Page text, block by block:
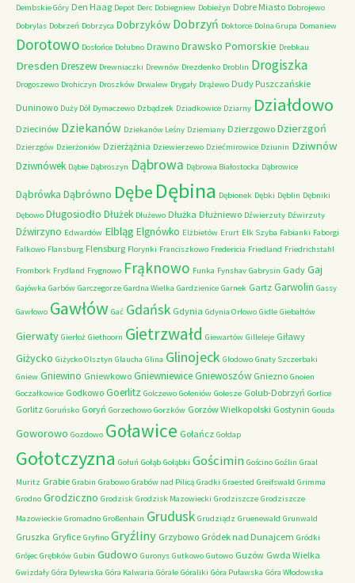
Dembskie Góry Den Haag Depot Derc Dobiegniew Dobieżyn Dobre Miasto Dobrojewo
Dobrylas Dobrzeń Dobrzyca Dobrzyków Dobrzyń Doktorce Dolna Grupa Domaniew
Dorotowo Dosłońce Dołubno Drawno Drawsko Pomorskie Drebkau
Dresden Dreszew Drewniaczki Drewnów Drezdenko Droblin Drogiszka
Drogoszewo Drohiczyn Droszków Drwalew Drygały Drążewo Dudy Puszczańskie
Duninowo Duży Dół Dymaczewo Dzbądzek Dziadkowice Dziarny Działdowo
Dziecinów Dziekanów Dziekanów Leśny Dziemiany Dzierzgowo Dzierzgoń
Dzierzgów Dzierżoniów Dzierżążnia Dziewierzewo Dziećmirowice Dziunin Dziwnów
Dziwnówek Dąbie Dąbroszyn Dąbrowa Dąbrowa Białostocka Dąbrowice
Dąbrówka Dąbrówno Dębe Dębina Dębionek Dębki Dęblin Dębniki
Dębowo Długosiodło Dłużek Dłużewo Dłużka Dłużniewo Dźwierzuty Dźwirzuty
Dźwirzyno Edwardów Elbląg Elgnówko Elżbietów Erurt Ełk Szyba Fabianki Faborgi
Falkowo Flansburg Flensburg Florynki Franciszkowo Fredericia Friedland Friedrichstahl
Frombork Frydland Frygnowo Frąknowo Funka Fynshav Gabrysin Gady Gaj
Gajówka Garbów Garczegorze Gardna Wielka Gardzienice Garnek Gartz Garwolin Gassy
Gawłowo Gawłów Gać Gdańsk Gdynia Gdynia Orłowo Gidle Giebałtów
Gierwaty Gierłoż Giethoorn Gietrzwałd Giewartów Gilleleje Giławy
Giżycko Giżycko Olsztyn Glaucha Glina Glinojeck Glodowo Gnaty Szczerbaki
Gniew Gniewino Gniewkowo GniewniewiceGniewoszów Gniezno Gnoien
Goczałkowice Godkowo Goerlitz Golczewo Goleniów Golesze Golub-Dobrzyń Gorlice
Gorlitz Goruńsko Goryń Gorzechowo Gorzków Gorzów Wielkopolski Gostynin Gouda
Goworowo Gozdowo Goławice Gołańcz Gołdap
Gołotczyzna Gołuń Gołąb Gołąbki Gościmin Gościno Goźlin Graal
Muritz Grabie Grabin Grabowo Grabów nad Pilicą Gradki Graested Greifswald Grimma
Grodno Grodziczno Grodzisk Grodzisk Mazowiecki Grodziszcze Grodziszcze
Mazowieckie Gromadno Großenhain Grudusk Grudziądz Gruenewald Grunwald
Gruszka Gryfice Gryfino Gryźliny Grzybowo Gródek nad Dunajcem Gródki
Grójec Grębków Gubin Gudowo Guronys Gutkowo Gutowo Guzów Gwda Wielka
Gwizdały Góra Dylewska Góra Kalwaria Górale Góraliki Góra Puławska Góra Włodowska